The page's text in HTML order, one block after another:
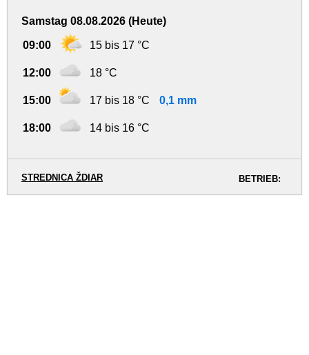
Samstag 08.08.2026 (Heute)
09:00 15 bis 17 °C
12:00 18 °C
15:00 17 bis 18 °C 0,1 mm
18:00 14 bis 16 °C
BETRIEB:
STREDNICA ŽDIAR